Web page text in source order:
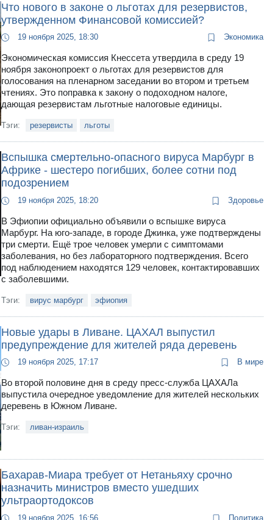
Что нового в законе о льготах для резервистов,
утвержденном Финансовой комиссией?
19 ноября 2025, 18:30 Экономика
Экономическая комиссия Кнессета утвердила в среду 19
ноября законопроект о льготах для резервистов для
голосования на пленарном заседании во втором и третьем
чтениях. Это поправка к закону о подоходном налоге,
дающая резервистам льготные налоговые единицы.
Тэги: резервисты льготы
Вспышка смертельно-опасного вируса Марбург в
Африке - шестеро погибших, более сотни под
подозрением
19 ноября 2025, 18:20 Здоровье
В Эфиопии официально объявили о вспышке вируса
Марбург. На юго-западе, в городе Джинка, уже подтверждены
три смерти. Ещё трое человек умерли с симптомами
заболевания, но без лабораторного подтверждения. Всего
под наблюдением находятся 129 человек, контактировавших
с заболевшими.
Тэги: вирус марбург эфиопия
Новые удары в Ливане. ЦАХАЛ выпустил
предупреждение для жителей ряда деревень
19 ноября 2025, 17:17 В мире
Во второй половине дня в среду пресс-служба ЦАХАЛа
выпустила очередное уведомление для жителей нескольких
деревень в Южном Ливане.
Тэги: ливан-израиль
Бахарав-Миара требует от Нетаньяху срочно
назначить министров вместо ушедших
ультраортодоксов
19 ноября 2025, 16:56 Политика